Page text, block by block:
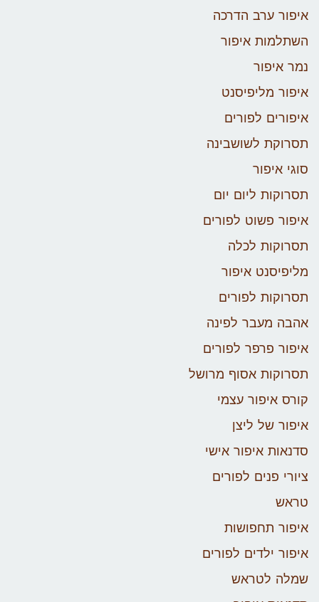
איפור ערב הדרכה
השתלמות איפור
נמר איפור
איפור מליפיסנט
איפורים לפורים
תסרוקת לשושבינה
סוגי איפור
תסרוקות ליום יום
איפור פשוט לפורים
תסרוקות לכלה
מליפיסנט איפור
תסרוקות לפורים
אהבה מעבר לפינה
איפור פרפר לפורים
תסרוקות אסוף מרושל
קורס איפור עצמי
איפור של ליצן
סדנאות איפור אישי
ציורי פנים לפורים
טראש
איפור תחפושות
איפור ילדים לפורים
שמלה לטראש